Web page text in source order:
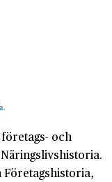
och